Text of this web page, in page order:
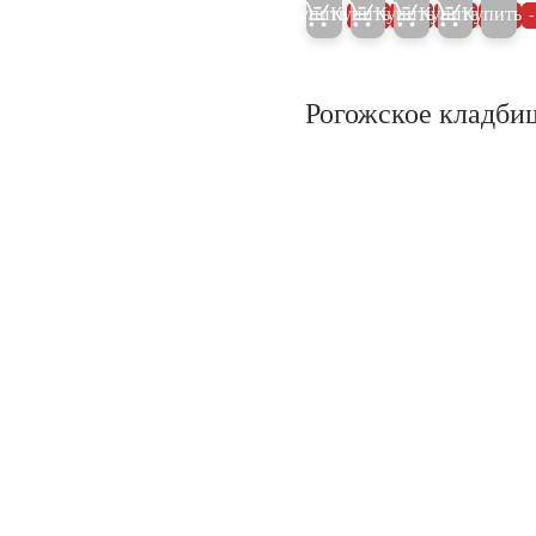
Купить 5%
Купить 5%
Купить 5%
Купить 5%
Купить
Рогожское